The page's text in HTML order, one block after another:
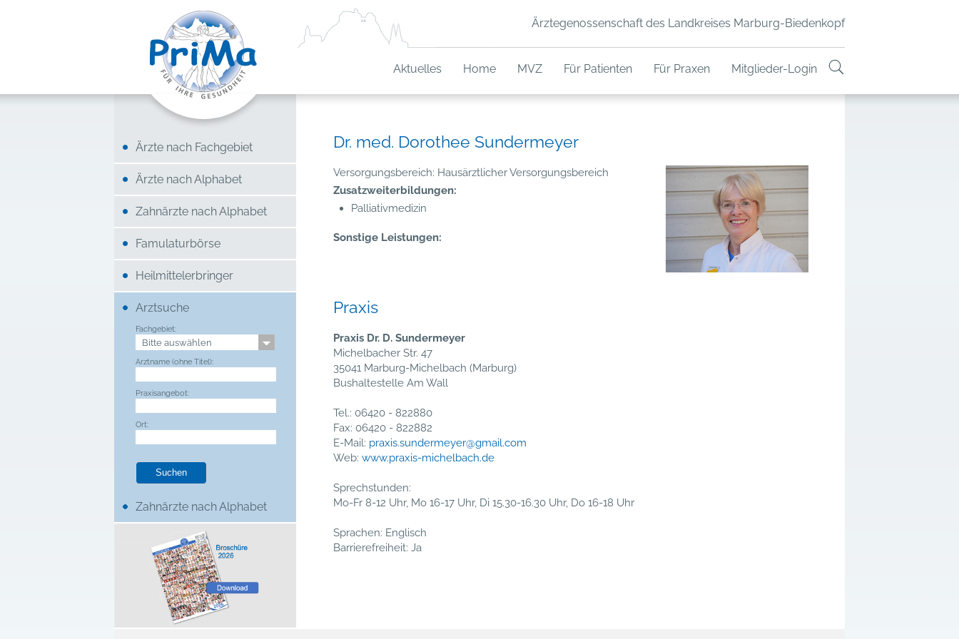
Ärztegenossenschaft des Landkreises Marburg-Biedenkopf
Aktuelles Home MVZ Für Patienten Für Praxen Mitglieder-Login
Ärzte nach Fachgebiet
Ärzte nach Alphabet
Zahnärzte nach Alphabet
Famulaturbörse
Heilmittelerbringer
Arztsuche
Fachgebiet:
Arztname (ohne Titel):
Praxisangebot:
Ort:
Zahnärzte nach Alphabet
Dr. med. Dorothee Sundermeyer
Versorgungsbereich: Hausärztlicher Versorgungsbereich
Zusatzweiterbildungen:
Palliativmedizin
Sonstige Leistungen:
Praxis
Praxis Dr. D. Sundermeyer
Michelbacher Str. 47
35041 Marburg-Michelbach (Marburg)
Bushaltestelle Am Wall
Tel.: 06420 - 822880
Fax: 06420 - 822882
E-Mail: praxis.sundermeyer@gmail.com
Web:www.praxis-michelbach.de
Sprechstunden:
Mo-Fr 8-12 Uhr, Mo 16-17 Uhr, Di 15.30-16.30 Uhr, Do 16-18 Uhr
Sprachen: Englisch
Barrierefreiheit: Ja